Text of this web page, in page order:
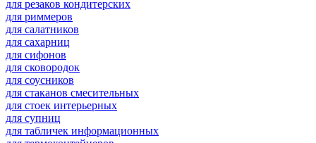
для резаков кондитерских
для риммеров
для салатников
для сахарниц
для сифонов
для сковородок
для соусников
для стаканов смесительных
для стоек интерьерных
для супниц
для табличек информационных